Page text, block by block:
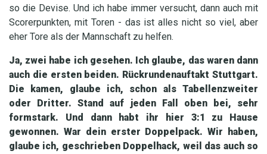
so die Devise. Und ich habe immer versucht, dann auch mit
Scorerpunkten, mit Toren - das ist alles nicht so viel, aber
eher Tore als der Mannschaft zu helfen.
Ja, zwei habe ich gesehen. Ich glaube, das waren dann
auch die ersten beiden. Rückrundenauftakt Stuttgart.
Die kamen, glaube ich, schon als Tabellenzweiter
oder Dritter. Stand auf jeden Fall oben bei, sehr
formstark. Und dann habt ihr hier 3:1 zu Hause
gewonnen. War dein erster Doppelpack. Wir haben,
glaube ich, geschrieben Doppelhack, weil das auch so